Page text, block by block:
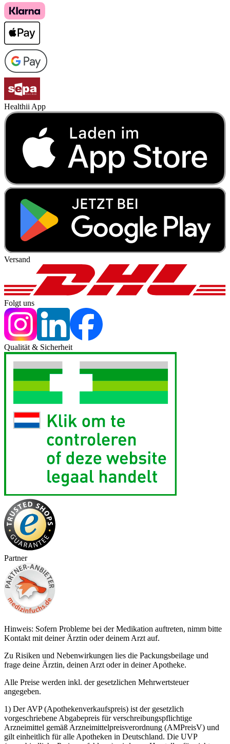
Healthii App
Versand
Folgt uns
Qualität & Sicherheit
Partner
Hinweis: Sofern Probleme bei der Medikation auftreten, nimm bitte
Kontakt mit deiner Ärztin oder deinem Arzt auf.
Zu Risiken und Nebenwirkungen lies die Packungsbeilage und
frage deine Ärztin, deinen Arzt oder in deiner Apotheke.
Alle Preise werden inkl. der gesetzlichen Mehrwertsteuer
angegeben.
1) Der AVP (Apothekenverkaufspreis) ist der gesetzlich
vorgeschriebene Abgabepreis für verschreibungspflichtige
Arzneimittel gemäß Arzneimittelpreisverordnung (AMPreisV) und
gilt einheitlich für alle Apotheken in Deutschland. Die UVP